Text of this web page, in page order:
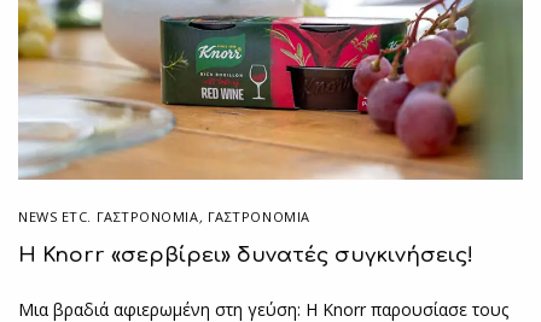
NEWS ETC. ΓΑΣΤΡΟΝΟΜΊΑ, ΓΑΣΤΡΟΝΟΜΙΑ
Η Knorr «σερβίρει» δυνατές συγκινήσεις!
Μια βραδιά αφιερωμένη στη γεύση: Η Knorr παρουσίασε τους